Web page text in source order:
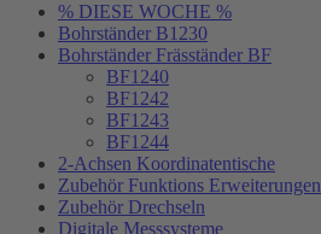
% DIESE WOCHE %
Bohrständer B1230
Bohrständer Fräsständer BF
BF1240
BF1242
BF1243
BF1244
2-Achsen Koordinatentische
Zubehör Funktions Erweiterungen
Zubehör Drechseln
Digitale Messsysteme